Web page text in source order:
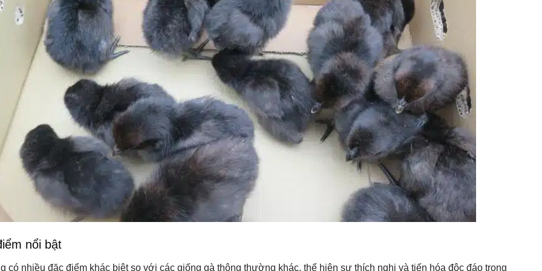
nổi bật
có nhiều đặc điểm khác biệt so với các giống gà thông thường khác, thể hiện sự thích nghi và tiến hóa độc đáo trong